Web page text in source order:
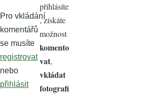
Pro vkládání
komentářů
se musíte
registrovat
nebo
přihlásit
přihlásíte
, získáte
možnost
komento
vat,
vkládat
fotografi